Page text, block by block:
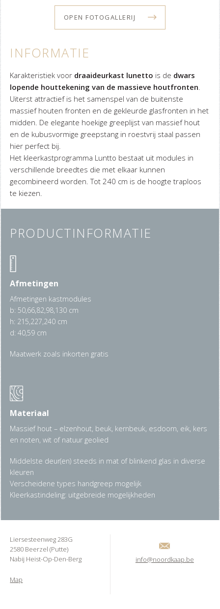
OPEN FOTOGALLERIJ
INFORMATIE
Karakteristiek voor draaideurkast lunetto is de dwars
lopende houttekening van de massieve houtfronten
Uiterst attractief is het samenspel van de buitenste
massief houten fronten en de gekleurde glasfronten in het
midden. De elegante hoekige greeplijst van massief hout
en de kubusvormige greepstang in roestvrij staal passen
hier perfect bij.
Het kleerkastprogramma Luntto bestaat uit modules in
verschillende breedtes die met elkaar kunnen
gecombineerd worden. Tot 240 cm is de hoogte traploos
te kiezen.
PRODUCTINFORMATIE
Afmetingen
Afmetingen kastmodules
b: 50,66,82,98,130 cm
h: 215,227,240 cm
d: 40,59 cm
Maatwerk zoals inkorten gratis
Materiaal
Massief hout – elzenhout, beuk, kernbeuk, esdoorn, eik, kers
en noten, wit of natuur geolied
Middelste deur(en) steeds in mat of blinkend glas in diverse
kleuren
Verscheidene types handgreep mogelijk
Kleerkastindeling: uitgebreide mogelijkheden
info@noordkaap.be
Liersesteenweg 283G
2580 Beerzel (Putte)
Nabij Heist-Op-Den-Berg
Map